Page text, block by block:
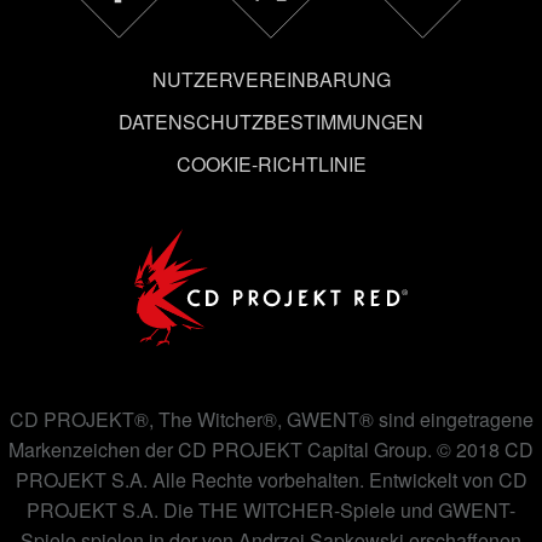
ändern kannst.
NUTZERVEREINBARUNG
DATENSCHUTZBESTIMMUNGEN
COOKIE-RICHTLINIE
CD PROJEKT®, The Witcher®, GWENT® sind eingetragene
Markenzeichen der CD PROJEKT Capital Group. © 2018 CD
PROJEKT S.A. Alle Rechte vorbehalten. Entwickelt von CD
PROJEKT S.A. Die THE WITCHER-Spiele und GWENT-